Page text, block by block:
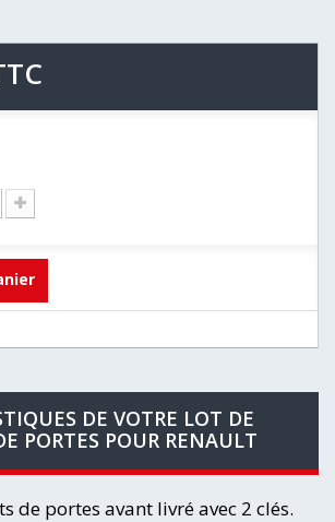
DE VOTRE LOT DE
PORTES POUR RENAULT
de portes avant livré avec 2 clés.